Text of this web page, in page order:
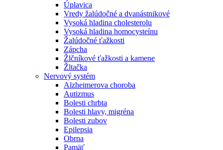
Úplavica
Vredy žalúdočné a dvanástnikové
Vysoká hladina cholesterolu
Vysoká hladina homocysteínu
Žalúdočné ťažkosti
Zápcha
Žlčníkové ťažkosti a kamene
Žltačka
Nervový systém
Alzheimerova choroba
Autizmus
Bolesti chrbta
Bolesti hlavy, migréna
Bolesti zubov
Epilepsia
Obrna
Pamäť